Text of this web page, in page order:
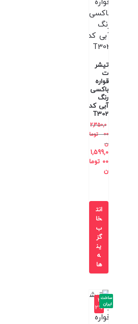
تیشر
ت
قواره
باکسی
رنگ
آبی کد
T302
2,350,0
00
توما
ن
1,599,0
00 توما
ن
انت
خا
ب
گز
ین
ه
ها
-3
2%
ساخت
ایران